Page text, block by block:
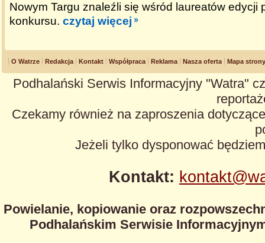
Nowym Targu znaleźli się wśród laureatów edycji
konkursu. czytaj więcej
O Watrze Redakcja Kontakt Współpraca Reklama Nasza oferta Mapa strony
Podhalański Serwis Informacyjny "Watra"
Czekamy również na zaproszenia
Jeżeli tylko dysponować
Kontakt:
Powielanie, kopiowanie oraz
Podhalańskim Serwisie